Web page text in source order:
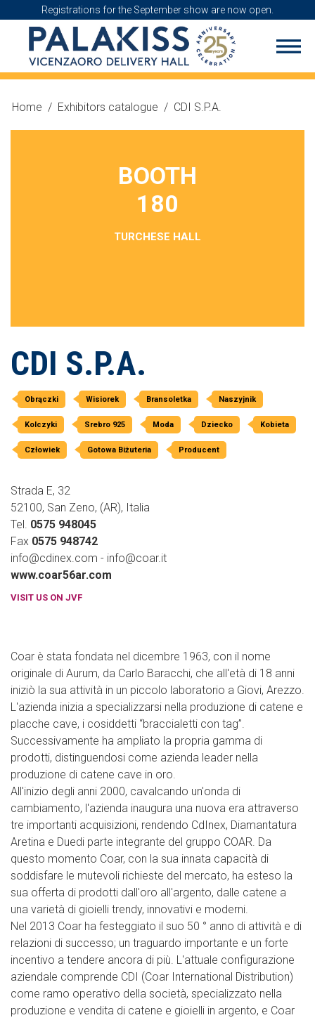
Registrations for the September show are now open.
Home / Exhibitors catalogue / CDI S.P.A.
BOOTH
180
TURCHESE HALL
CDI S.P.A.
Obrączki Wisiorek Bransoletka Naszyjnik
Kolczyki Srebro 925 Moda Dziecko Kobieta
Człowiek Gotowa Biżuteria Producent
Strada E, 32
52100, San Zeno, (AR), Italia
Tel. 0575 948045
Fax 0575 948742
info@cdinex.com - info@coar.it
www.coar56ar.com
VISIT US ON JVF
Coar è stata fondata nel dicembre 1963, con il nome
originale di Aurum, da Carlo Baracchi, che all'età di 18 anni
iniziò la sua attività in un piccolo laboratorio a Giovi, Arezzo.
L'azienda inizia a specializzarsi nella produzione di catene e
placche cave, i cosiddetti “braccialetti con tag”.
Successivamente ha ampliato la propria gamma di
prodotti, distinguendosi come azienda leader nella
produzione di catene cave in oro.
All'inizio degli anni 2000, cavalcando un'onda di
cambiamento, l'azienda inaugura una nuova era attraverso
tre importanti acquisizioni, rendendo CdInex, Diamantatura
Aretina e Duedi parte integrante del gruppo COAR. Da
questo momento Coar, con la sua innata capacità di
soddisfare le mutevoli richieste del mercato, ha esteso la
sua offerta di prodotti dall'oro all'argento, dalle catene a
una varietà di gioielli trendy, innovativi e moderni.
Nel 2013 Coar ha festeggiato il suo 50 ° anno di attività e di
relazioni di successo; un traguardo importante e un forte
incentivo a tendere ancora di più. L'attuale configurazione
aziendale comprende CDI (Coar International Distribution)
come ramo operativo della società, specializzato nella
produzione e vendita di catene e gioielli in argento, e Coar